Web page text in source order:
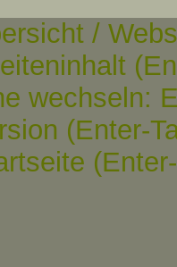
/
wechseln:
(Enter-